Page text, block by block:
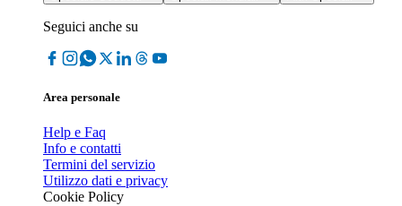
Seguici anche su
Area personale
Help e Faq
Info e contatti
Termini del servizio
Utilizzo dati e privacy
Cookie Policy